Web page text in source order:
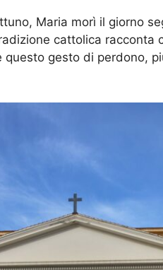
Maria morì il giorno
cattolica racconta
questo gesto di perdono,